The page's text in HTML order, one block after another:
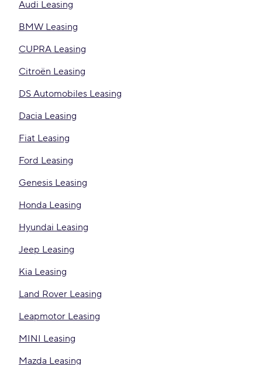
Audi Leasing
BMW Leasing
CUPRA Leasing
Citroën Leasing
DS Automobiles Leasing
Dacia Leasing
Fiat Leasing
Ford Leasing
Genesis Leasing
Honda Leasing
Hyundai Leasing
Jeep Leasing
Kia Leasing
Land Rover Leasing
Leapmotor Leasing
MINI Leasing
Mazda Leasing